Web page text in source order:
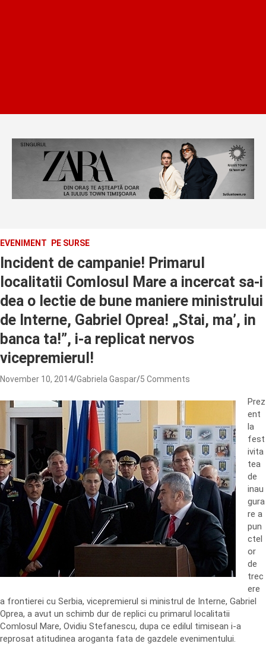
EVENIMENT PE SURSE
Incident de campanie! Primarul
localitatii Comlosul Mare a incercat sa-i
dea o lectie de bune maniere ministrului
de Interne, Gabriel Oprea! „Stai, ma’, in
banca ta!”, i-a replicat nervos
vicepremierul!
November 10, 2014 Gabriela Gaspar 5 Comments
Prez
ent
la
fest
ivita
tea
de
inau
gura
re a
pun
ctel
or
de
trec
ere
a frontierei cu Serbia, vicepremierul si ministrul de Interne, Gabriel
Oprea, a avut un schimb dur de replici cu primarul localitatii
Comlosul Mare, Ovidiu Stefanescu, dupa ce edilul timisean i-a
reprosat atitudinea aroganta fata de gazdele evenimentului.